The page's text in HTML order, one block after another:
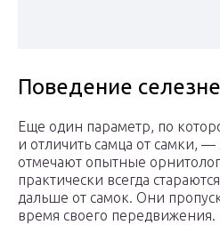
Поведение
Еще один параметр, по
и отличить самца от самки, —
отмечают опытные
практически всегда
дальше от самок. Они
время своего передвижения.